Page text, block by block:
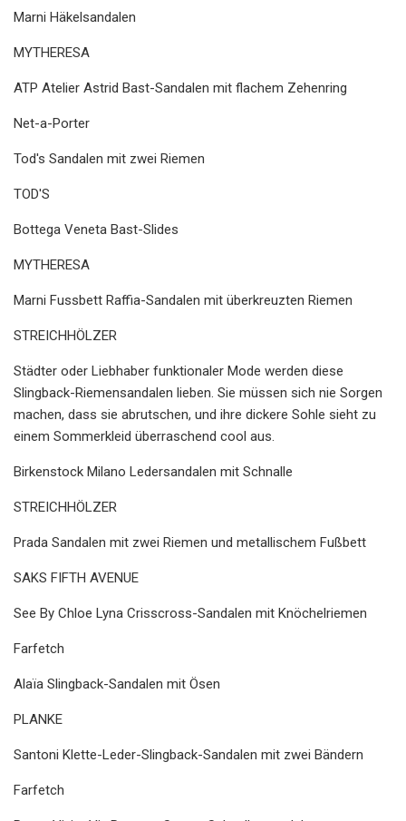
Marni Häkelsandalen
MYTHERESA
ATP Atelier Astrid Bast-Sandalen mit flachem Zehenring
Net-a-Porter
Tod's Sandalen mit zwei Riemen
TOD'S
Bottega Veneta Bast-Slides
MYTHERESA
Marni Fussbett Raffia-Sandalen mit überkreuzten Riemen
STREICHHÖLZER
Städter oder Liebhaber funktionaler Mode werden diese
Slingback-Riemensandalen lieben. Sie müssen sich nie Sorgen
machen, dass sie abrutschen, und ihre dickere Sohle sieht zu
einem Sommerkleid überraschend cool aus.
Birkenstock Milano Ledersandalen mit Schnalle
STREICHHÖLZER
Prada Sandalen mit zwei Riemen und metallischem Fußbett
SAKS FIFTH AVENUE
See By Chloe Lyna Crisscross-Sandalen mit Knöchelriemen
Farfetch
Alaïa Slingback-Sandalen mit Ösen
PLANKE
Santoni Klette-Leder-Slingback-Sandalen mit zwei Bändern
Farfetch